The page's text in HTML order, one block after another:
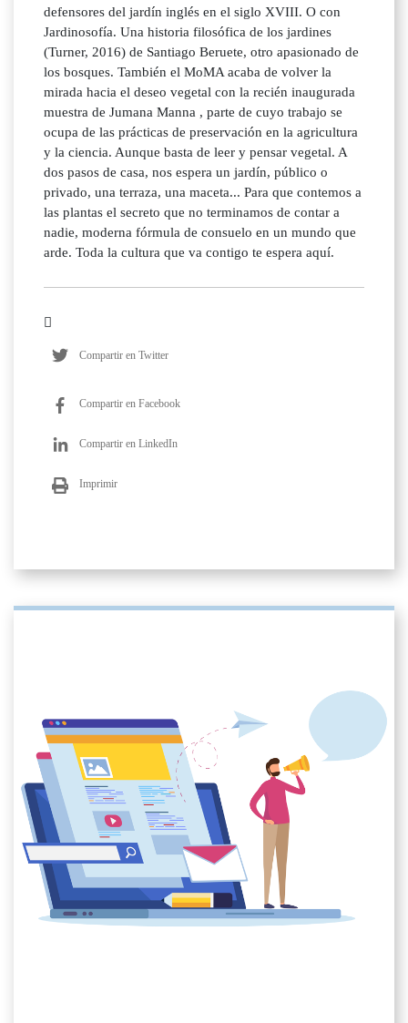
defensores del jardín inglés en el siglo XVIII. O con
Jardinosofía. Una historia filosófica de los jardines
(Turner, 2016) de Santiago Beruete, otro apasionado de
los bosques. También el MoMA acaba de volver la
mirada hacia el deseo vegetal con la recién inaugurada
muestra de Jumana Manna , parte de cuyo trabajo se
ocupa de las prácticas de preservación en la agricultura
y la ciencia. Aunque basta de leer y pensar vegetal. A
dos pasos de casa, nos espera un jardín, público o
privado, una terraza, una maceta... Para que contemos a
las plantas el secreto que no terminamos de contar a
nadie, moderna fórmula de consuelo en un mundo que
arde. Toda la cultura que va contigo te espera aquí.
Compartir en Twitter
Compartir en Facebook
Compartir en LinkedIn
Imprimir